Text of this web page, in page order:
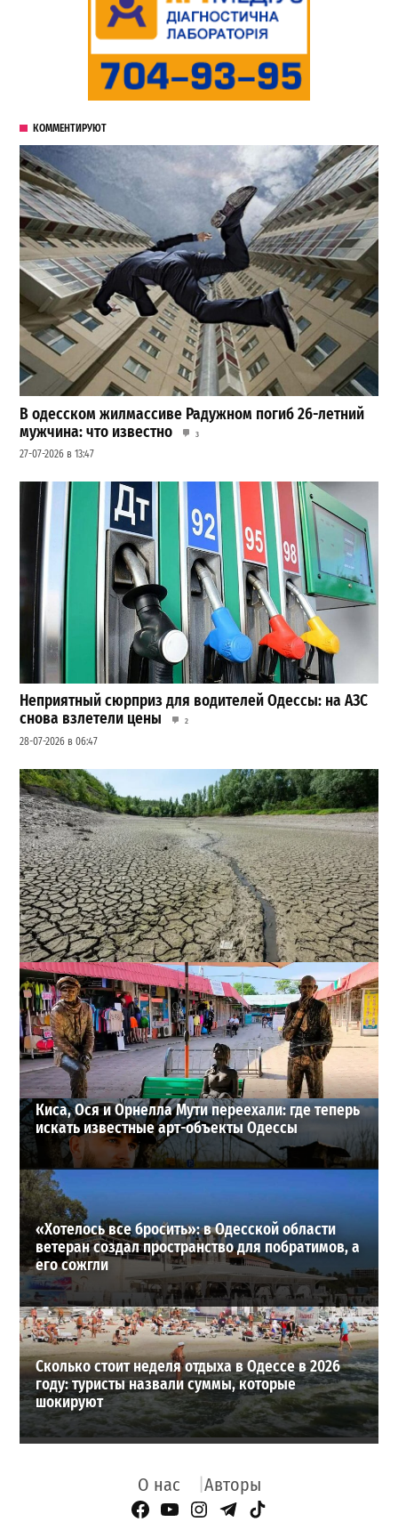
КОММЕНТИРУЮТ
В одесском жилмассиве Радужном погиб 26-летний
мужчина: что известно
3
27-07-2026 в 13:47
Неприятный сюрприз для водителей Одессы: на АЗС
снова взлетели цены
2
28-07-2026 в 06:47
Днестр рекордно обмелел: одесситов просят срочно
экономить воду
2
29-07-2026 в 19:28
ВИБОР РЕДАКЦИИ
Киса, Ося и Орнелла Мути переехали: где теперь
искать известные арт-объекты Одессы
«Хотелось все бросить»: в Одесской области
ветеран создал пространство для побратимов, а
его сожгли
Сколько стоит неделя отдыха в Одессе в 2026
году: туристы назвали суммы, которые
шокируют
О нас Авторы
Facebook Page
YouTube
Instagram
Telegram
TikTok